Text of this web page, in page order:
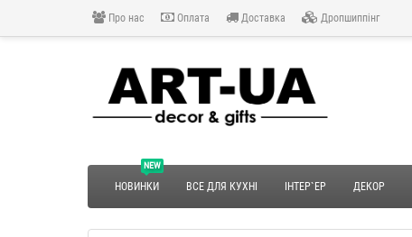
Про нас Оплата Доставка Дропшиппінг
NEW
НОВИНКИ ВСЕ ДЛЯ КУХНІ ІНТЕР`ЕР ДЕКОР